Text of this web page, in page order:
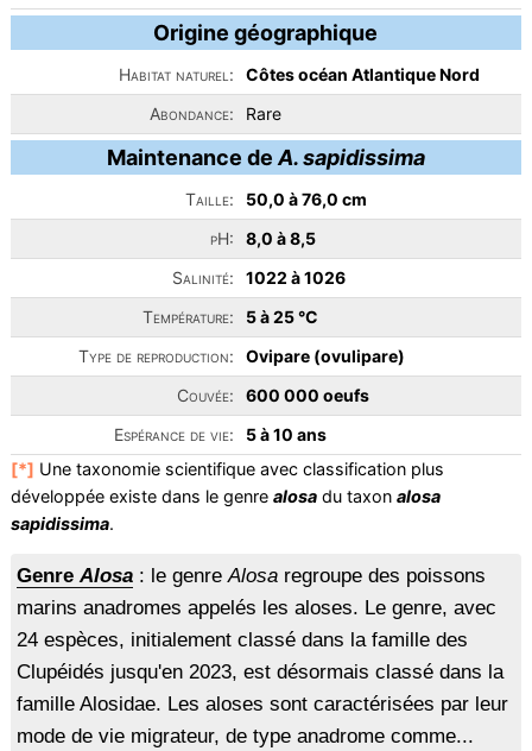
Origine géographique
Habitat naturel:
Côtes océan Atlantique Nord
Abondance:
Rare
Maintenance de A. sapidissima
Taille:
50,0 à 76,0 cm
pH:
8,0 à 8,5
Salinité:
1022 à 1026
Température:
5 à 25 °C
Type de reproduction:
Ovipare (ovulipare)
Couvée:
600 000 oeufs
Espérance de vie:
5 à 10 ans
[*] Une taxonomie scientifique avec classification plus
développée existe dans le genre alosadu taxon alosa
sapidissima.
GenreAlosa: le genreAlosaregroupe des poissons
marins anadromes appelés les aloses. Le genre, avec
24 espèces, initialement classé dans la famille des
Clupéidés jusqu'en 2023, est désormais classé dans la
famille Alosidae. Les aloses sont caractérisées par leur
mode de vie migrateur, de type anadrome comme...